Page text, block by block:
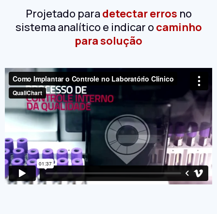
Projetado para detectar erros no
sistema analítico e indicar o caminho
para solução